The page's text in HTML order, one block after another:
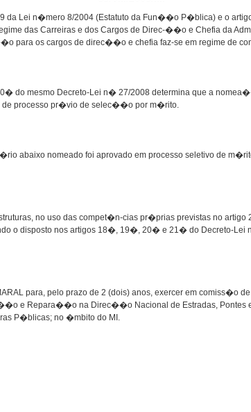
da Lei n�mero 8/2004 (Estatuto da Fun��o P�blica) e o
das Carreiras e dos Cargos de Direc-��o e Chefia da
para os cargos de direc��o e chefia faz-se em regime de
do mesmo Decreto-Lei n� 27/2008 determina que a
processo pr�vio de selec��o por m�rito.
abaixo nomeado foi aprovado em processo seletivo de
no uso das compet�n-cias pr�prias previstas no
o disposto nos artigos 18�, 19�, 20� e 21� do Decreto-Lei
para, pelo prazo de 2 (dois) anos, exercer em comiss�o
e Repara��o na Direc��o Nacional de Estradas, Pontes
P�blicas; no �mbito do MI.